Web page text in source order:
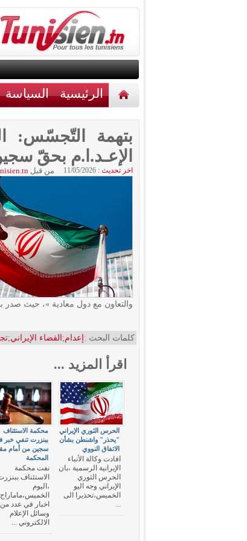
الرئيسية السياسة
أخبار مختلفة
بتهمة التّجسّس:
الإعـد.ا.م بحقّ
اخر تحديث : 11/05/2026 من قبل
والتعاون مع دول معادية »، حيث صدر
كلمات البحث : إعدام; القضاء الإيراني;
اقرأ المزيد ...
محكمة الاستئناف
ببنزرت تنفي خبر
سجين من أمام
المحكمة
نفت محكمة
الاستئناف
،اليوم
اخبار في عدد من
وسائل الإعلام
الالكتروني ...
الحرس الثوري الإيراني
"يحذر" واشنطن بشأن
الاتفاق النووي
افادت وكالة الأنباء
الإيرانية الرسمية ،بان
الحرس الثوري
الإيراني وجه اليو
الخميس،تحذيرا الى
...